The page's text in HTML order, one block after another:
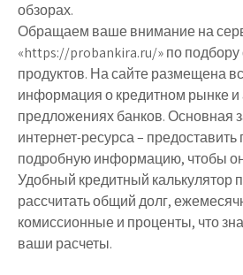
обзорах.
Обращаем ваше внимание на
«https://probankira.ru/» по
продуктов. На сайте размещена
информация о кредитном рынке и
предложениях банков. Основная
интернет-ресурса –
подробную информацию, чтобы
Удобный кредитный калькулятор
рассчитать общий долг,
комиссионные и проценты, что
ваши расчеты.